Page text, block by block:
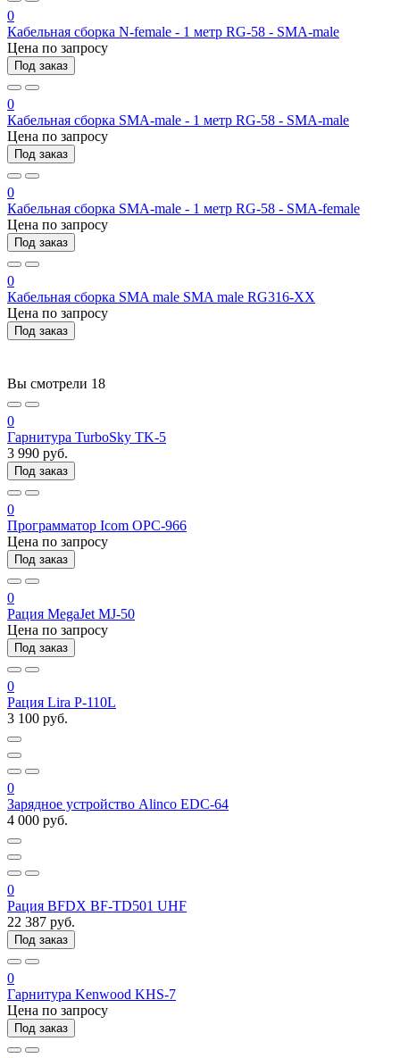
0
Кабельная сборка N-female - 1 метр RG-58 - SMA-male
Цена по запросу
Под заказ
0
Кабельная сборка SMA-male - 1 метр RG-58 - SMA-male
Цена по запросу
Под заказ
0
Кабельная сборка SMA-male - 1 метр RG-58 - SMA-female
Цена по запросу
Под заказ
0
Кабельная сборка SMA male SMA male RG316-ХХ
Цена по запросу
Под заказ
Вы смотрели 18
0
Гарнитура TurboSky TK-5
3 990 руб.
Под заказ
0
Программатор Icom OPC-966
Цена по запросу
Под заказ
0
Рация MegaJet MJ-50
Цена по запросу
Под заказ
0
Рация Lira P-110L
3 100 руб.
0
Зарядное устройство Alinco EDC-64
4 000 руб.
0
Рация BFDX BF-TD501 UHF
22 387 руб.
Под заказ
0
Гарнитура Kenwood KHS-7
Цена по запросу
Под заказ